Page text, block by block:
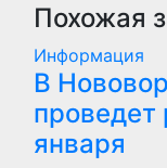
Похожая
Информация
В
проведет
января